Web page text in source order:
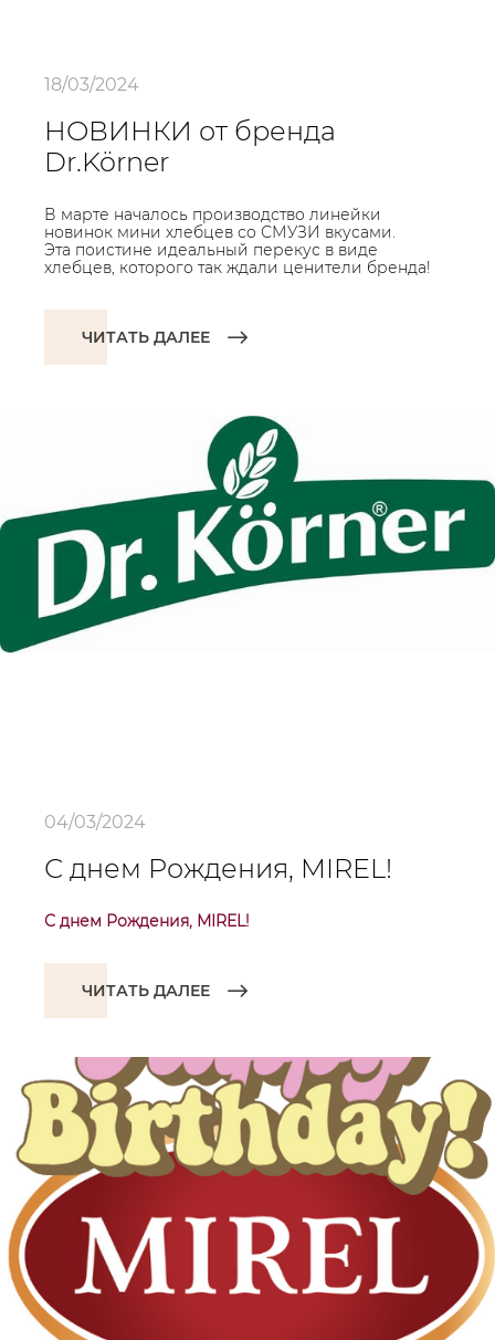
18/03/2024
НОВИНКИ от бренда
Dr.Körner
В марте началось производство линейки
новинок мини хлебцев со СМУЗИ вкусами.
Эта поистине идеальный перекус в виде
хлебцев, которого так ждали ценители бренда!
ЧИТАТЬ ДАЛЕЕ
04/03/2024
С днем Рождения, MIREL!
С днем Рождения, MIREL!
ЧИТАТЬ ДАЛЕЕ